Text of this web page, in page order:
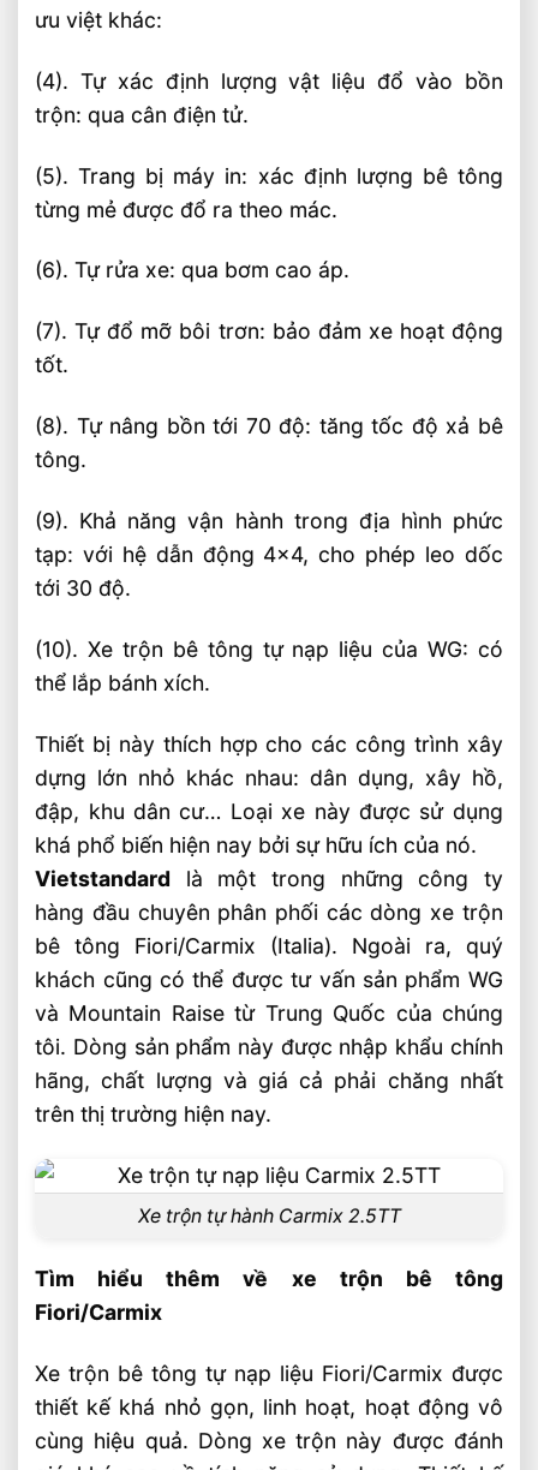
ưu việt khác:
(4). Tự xác định lượng vật liệu đổ vào bồn
trộn: qua cân điện tử.
(5). Trang bị máy in: xác định lượng bê tông
từng mẻ được đổ ra theo mác.
(6). Tự rửa xe: qua bơm cao áp.
(7). Tự đổ mỡ bôi trơn: bảo đảm xe hoạt động
tốt.
(8). Tự nâng bồn tới 70 độ: tăng tốc độ xả bê
tông.
(9). Khả năng vận hành trong địa hình phức
tạp: với hệ dẫn động 4×4, cho phép leo dốc
tới 30 độ.
(10). Xe trộn bê tông tự nạp liệu của WG: có
thể lắp bánh xích.
Thiết bị này thích hợp cho các công trình xây
dựng lớn nhỏ khác nhau: dân dụng, xây hồ,
đập, khu dân cư… Loại xe này được sử dụng
khá phổ biến hiện nay bởi sự hữu ích của nó.
Vietstandard là một trong những công ty
hàng đầu chuyên phân phối các dòng xe trộn
bê tông Fiori/Carmix (Italia). Ngoài ra, quý
khách cũng có thể được tư vấn sản phẩm WG
và Mountain Raise từ Trung Quốc của chúng
tôi. Dòng sản phẩm này được nhập khẩu chính
hãng, chất lượng và giá cả phải chăng nhất
trên thị trường hiện nay.
Xe trộn tự hành Carmix 2.5TT
Tìm hiểu thêm về xe trộn bê tông
Fiori/Carmix
Xe trộn bê tông tự nạp liệu Fiori/Carmix được
thiết kế khá nhỏ gọn, linh hoạt, hoạt động vô
cùng hiệu quả. Dòng xe trộn này được đánh